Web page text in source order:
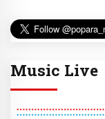
Music Live